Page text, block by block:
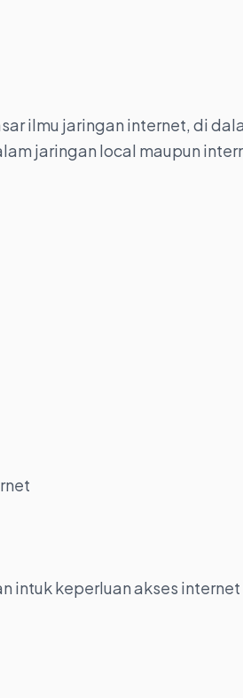
ilmu jaringan internet, di
jaringan local maupun
intuk keperluan akses internet